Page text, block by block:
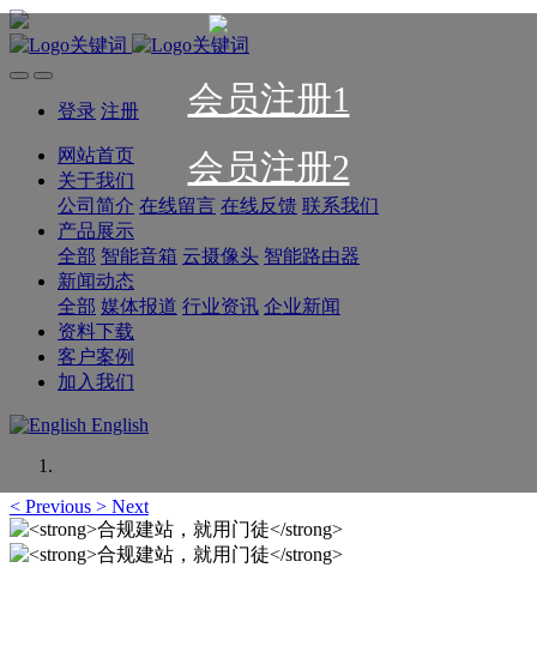
会员注册1
会员注册2
登录 注册
网站首页
关于我们
公司简介 在线留言 在线反馈 联系我们
产品展示
全部 智能音箱 云摄像头 智能路由器
新闻动态
全部 媒体报道 行业资讯 企业新闻
资料下载
客户案例
加入我们
English
< Previous > Next